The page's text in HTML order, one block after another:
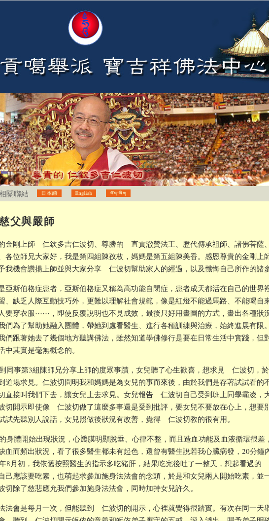
關聯結
父與嚴師
金剛上師 仁欽多吉仁波切、尊勝的 直貢澈贊法王、歷代傳承祖師、諸佛菩薩、
各位師兄大家好，我是第四組陳孜枚，媽媽是第五組陳美香。感恩尊貴的金剛
我機會讚揚上師並與大家分享 仁波切幫助家人的經過，以及懺悔自己所作的諸多
亞斯伯格症患者，亞斯伯格症又稱為高功能自閉症，患者成天都活在自己的世界
、缺乏人際互動技巧外，更難以理解社會規範，像是紅燈不能過馬路、不能喝自
要穿衣服⋯⋯，即使反覆說明也不見成效，最後只好用畫圖的方式，畫出各種狀
們為了幫助她融入團體，帶她到處看醫生、進行各種訓練與治療，始終進展有限
們跟著她去了幾個地方聽講佛法，雖然知道學佛修行是要在日常生活中實踐，但
中其實是毫無概念的。
同事第3組陳師兄分享上師的度眾事蹟，女兒聽了心生歡喜，想求見 仁波切，
道場求見。仁波切問明我和媽媽是為女兒的事而來後，由於我們是存著試試看的
直接叫我們下去，讓女兒上去求見。女兒報告 仁波切自己受到班上同學霸凌，
切開示即使像 仁波切做了這麼多事還是受到批評，要女兒不要放在心上，想要
試先聽別人說話，女兒照做後狀況有改善，覺得 仁波切教的很有用。
身體開始出現狀況，心瓣膜明顯脫垂、心律不整，而且造血功能及血液循環很差
血而頻出狀況，看了很多醫生都未有起色，還曾有醫生說若我心臟病發，20分鐘
8月初，我依舊按照醫生的指示多吃豬肝，結果吃完後吐了一整天，想起看過的
己應該要吃素，也萌起求參加施身法法會的念頭，於是和女兒兩人開始吃素，
切除了慈悲應允我們參加施身法法會，同時加持女兒許久。
法會是每月一次，但能聽到 仁波切的開示，心裡就覺得很踏實。有次在同一天